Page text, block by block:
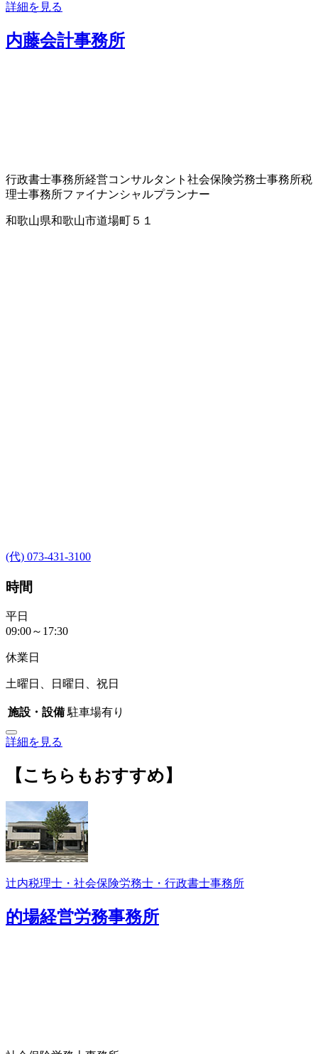
詳細を見る
内藤会計事務所
行政書士事務所経営コンサルタント 社会保険労務士事務所税
理士事務所ファイナンシャルプランナー
和歌山県和歌山市道場町５１
(代) 073-431-3100
時間
平日
09:00～17:30
休業日
土曜日、日曜日、祝日
施設・設備 駐車場有り
詳細を見る
【こちらもおすすめ】
辻内税理士・社会保険労務士・行政書士事務所
的場経営労務事務所